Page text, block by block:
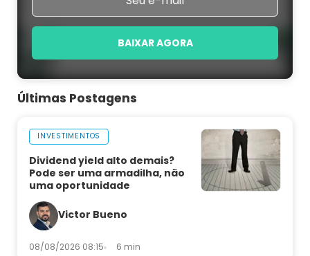
BAIXAR AGORA
Últimas Postagens
INVESTIMENTOS
Dividend yield alto demais?
Pode ser uma armadilha, não
uma oportunidade
Victor Bueno
08/08/2026 08:15 6 min